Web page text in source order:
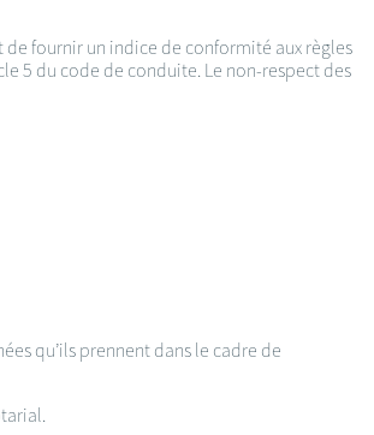
fournir un indice de conformité aux règles
5 du code de conduite. Le non-respect des
qu’ils prennent dans le cadre de